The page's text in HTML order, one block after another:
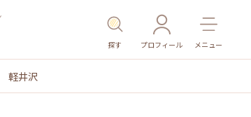
探す プロフィール メニュー
軽井沢